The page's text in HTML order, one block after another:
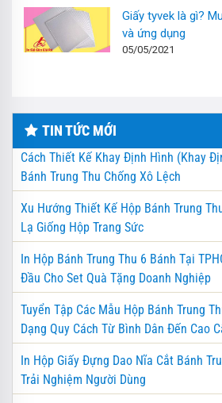
Giấy tyvek là gì?
và ứng dụng
05/05/2021
TIN TỨC MỚI
Cách Thiết Kế Khay Định Hình (Khay
Bánh Trung Thu Chống Xô Lệch
Xu Hướng Thiết Kế Hộp Bánh Trung
Lạ Giống Hộp Trang Sức
In Hộp Bánh Trung Thu 6 Bánh Tại
Đầu Cho Set Quà Tặng Doanh Nghiệp
Tuyển Tập Các Mẫu Hộp Bánh Trung
Dạng Quy Cách Từ Bình Dân Đến Cao
In Hộp Giấy Đựng Dao Nĩa Cắt Bánh
Trải Nghiệm Người Dùng